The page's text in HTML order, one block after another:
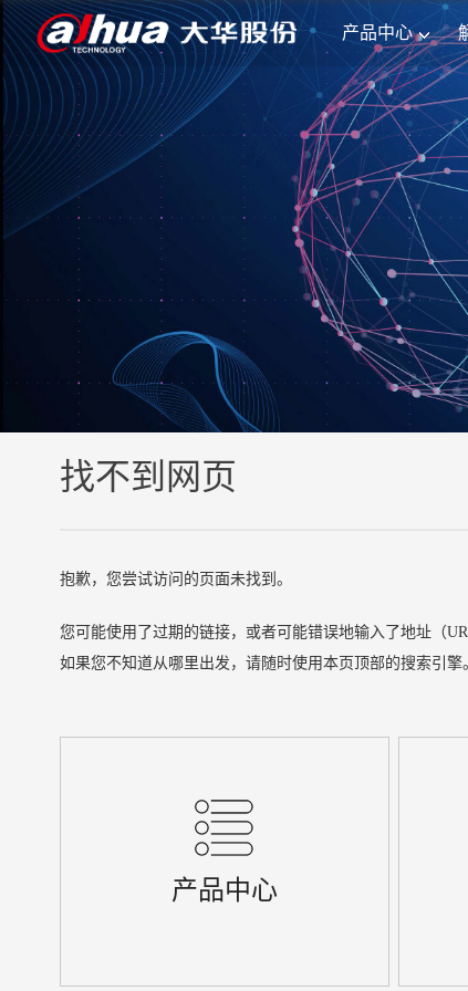
产品中心
找不到网页
抱歉，您尝试访问的页面未找到。
您可能使用了过期的链接，或者可能错误地输入了地址（
如果您不知道从哪里出发，请随时使用本页顶部的搜索引擎
产品中心